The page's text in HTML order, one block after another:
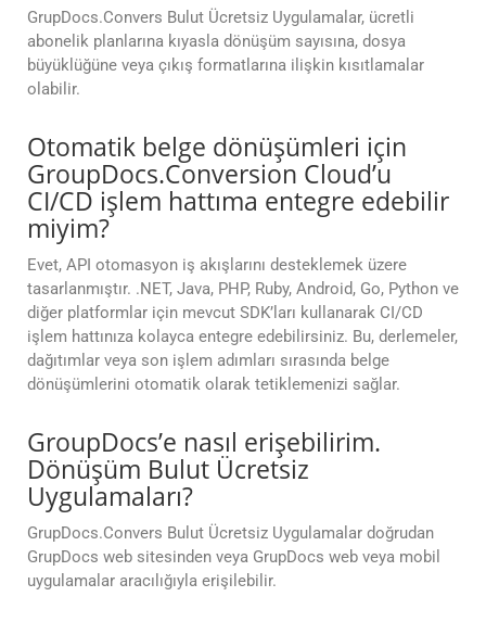
GrupDocs.Convers Bulut Ücretsiz Uygulamalar, ücretli
abonelik planlarına kıyasla dönüşüm sayısına, dosya
büyüklüğüne veya çıkış formatlarına ilişkin kısıtlamalar
olabilir.
Otomatik belge dönüşümleri için
GroupDocs.Conversion Cloud’u
CI/CD işlem hattıma entegre edebilir
miyim?
Evet, API otomasyon iş akışlarını desteklemek üzere
tasarlanmıştır. .NET, Java, PHP, Ruby, Android, Go, Python ve
diğer platformlar için mevcut SDK’ları kullanarak CI/CD
işlem hattınıza kolayca entegre edebilirsiniz. Bu, derlemeler,
dağıtımlar veya son işlem adımları sırasında belge
dönüşümlerini otomatik olarak tetiklemenizi sağlar.
GroupDocs’e nasıl erişebilirim.
Dönüşüm Bulut Ücretsiz
Uygulamaları?
GrupDocs.Convers Bulut Ücretsiz Uygulamalar doğrudan
GrupDocs web sitesinden veya GrupDocs web veya mobil
uygulamalar aracılığıyla erişilebilir.